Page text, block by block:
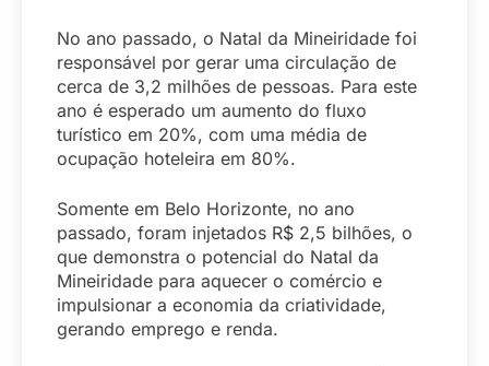
No ano passado, o Natal da Mineiridade foi
responsável por gerar uma circulação de
cerca de 3,2 milhões de pessoas. Para este
ano é esperado um aumento do fluxo
turístico em 20%, com uma média de
ocupação hoteleira em 80%.
Somente em Belo Horizonte, no ano
passado, foram injetados R$ 2,5 bilhões, o
que demonstra o potencial do Natal da
Mineiridade para aquecer o comércio e
impulsionar a economia da criatividade,
gerando emprego e renda.